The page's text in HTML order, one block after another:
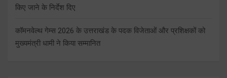
किए जाने के निर्देश दिए
कॉमनवेल्थ गेम्स 2026 के उत्तराखंड के पदक विजेताओं और प्रशिक्षकों को
मुख्यमंत्री धामी ने किया सम्मानित